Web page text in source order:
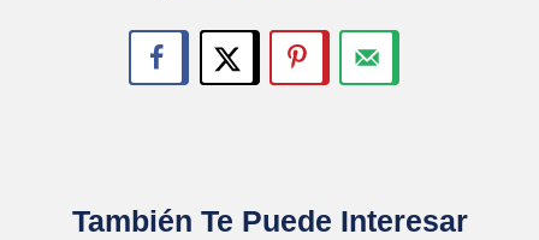
También Te Puede Interesar